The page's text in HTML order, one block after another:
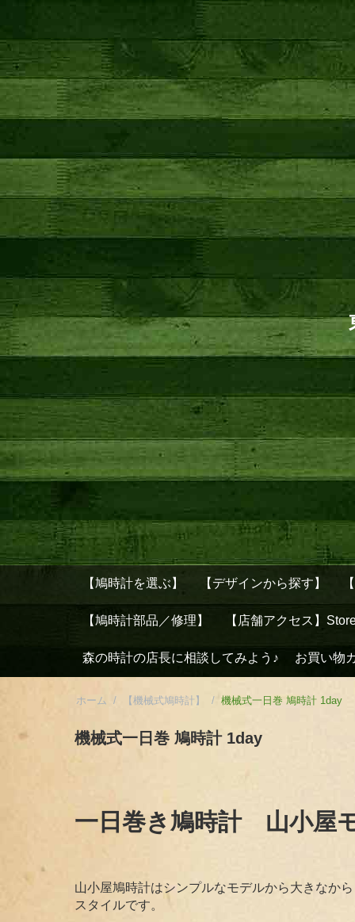
【鳩時計を選ぶ】 【デザインから探す】
【鳩時計部品／修理】 【店舗アクセス】
森の時計の店長に相談してみよう♪ お買い物
ホーム / 【機械式鳩時計】 / 機械式一日巻 鳩時計 1day
機械式一日巻 鳩時計 1day
一日巻き鳩時計 山小屋
山小屋鳩時計はシンプルなモデルから大きなか
スタイルです。